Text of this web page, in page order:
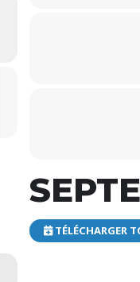
TÉLÉCHARGER